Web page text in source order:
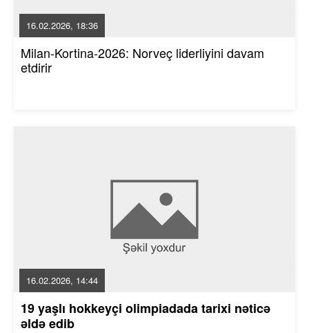
16.02.2026, 18:36
Milan-Kortina-2026: Norveç liderliyini davam
etdirir
16.02.2026, 14:44
19 yaşlı hokkeyçi olimpiadada tarixi nəticə
əldə edib